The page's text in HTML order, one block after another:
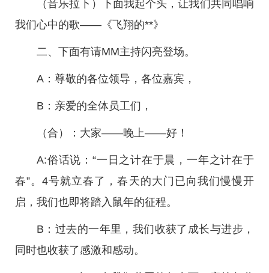
（音乐拉下）下面我起个头，让我们共同唱响
我们心中的歌——《飞翔的**》
二、下面有请MM主持闪亮登场。
A：尊敬的各位领导，各位嘉宾，
B：亲爱的全体员工们，
（合）：大家——晚上——好！
A:俗话说：“一日之计在于晨，一年之计在于
春”。4号就立春了，春天的大门已向我们慢慢开
启，我们也即将踏入鼠年的征程。
B：过去的一年里，我们收获了成长与进步，
同时也收获了感激和感动。